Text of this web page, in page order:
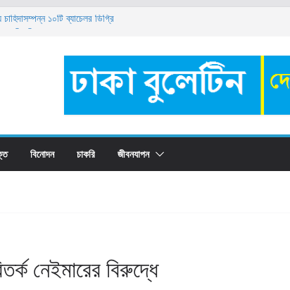
১০টি ব্যাচেলর ডিগ্রি
কোথায় রাখবেন? সুবিধা-অসুবিধা, সুদের হার ও সঠিক
নিয়োগ ২০২৬: যোগ্যতা, বেতন ও আবেদন পদ্ধতি
বিনোদন চাকরি জীবনযাপন
নেইমারের বিরুদ্ধে